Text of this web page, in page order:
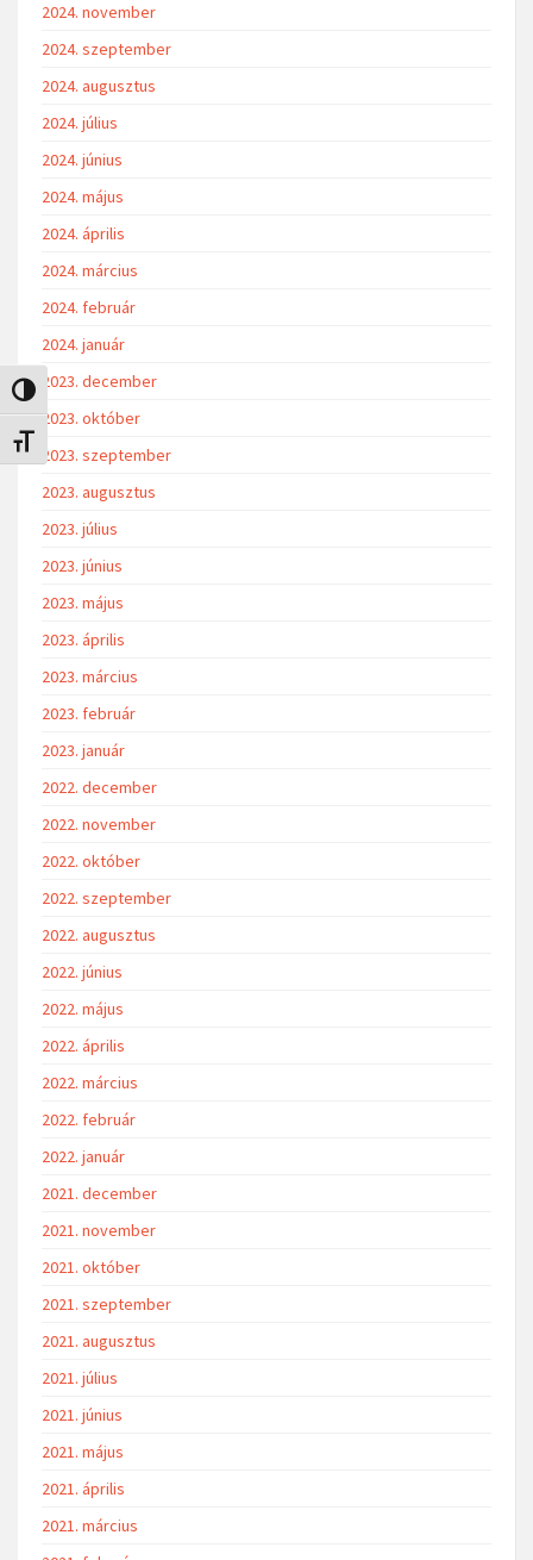
Nagy kontraszt váltása
Betűméret váltása
2024. november
2024. szeptember
2024. augusztus
2024. július
2024. június
2024. május
2024. április
2024. március
2024. február
2024. január
2023. december
2023. október
2023. szeptember
2023. augusztus
2023. július
2023. június
2023. május
2023. április
2023. március
2023. február
2023. január
2022. december
2022. november
2022. október
2022. szeptember
2022. augusztus
2022. június
2022. május
2022. április
2022. március
2022. február
2022. január
2021. december
2021. november
2021. október
2021. szeptember
2021. augusztus
2021. július
2021. június
2021. május
2021. április
2021. március